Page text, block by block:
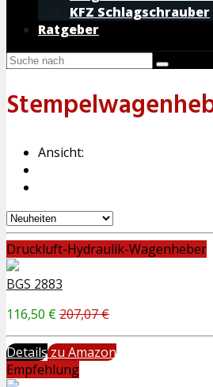
KFZ Schlagschrauber
Ratgeber
Ansicht:
Druckluft-Hydraulik-Wagenheber
BGS 2883
116,50 €207,07 €
Detailszu Amazon
Empfehlung